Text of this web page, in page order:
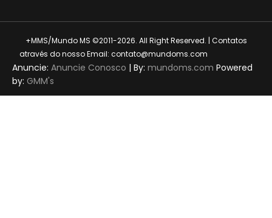
+MMS/Mundo MS ©2011-2026. All Right Reserved. | Contatos
através do nosso Email: contato@mundoms.com
Anuncie: Anuncie Conosco | By: mundoms.com Powered
by: GMM's